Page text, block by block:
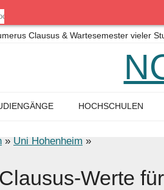
» Uni Hohenheim »
Werte
Clausus & Wartesemester vieler
HOCHSCHULEN